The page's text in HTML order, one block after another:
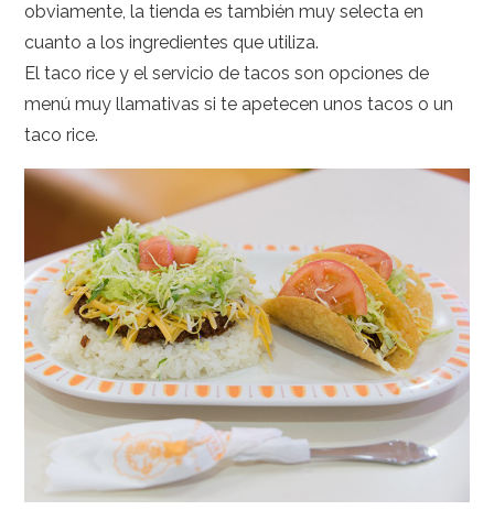
obviamente, la tienda es también muy selecta en
cuanto a los ingredientes que utiliza.
El taco rice y el servicio de tacos son opciones de
menú muy llamativas si te apetecen unos tacos o un
taco rice.